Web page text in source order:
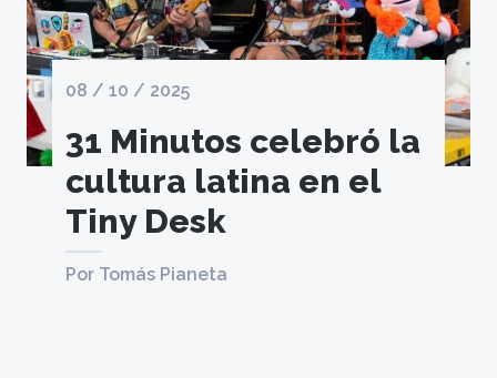
08 / 10 / 2025
31 Minutos celebró la
cultura latina en el
Tiny Desk
Por Tomás Pianeta